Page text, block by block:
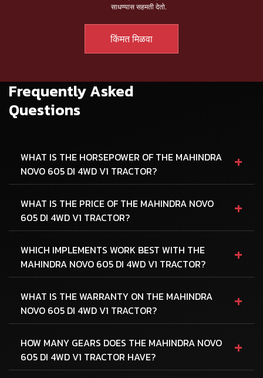
साधण्यास सहमती देतो.
Frequently Asked
Questions
WHAT IS THE HORSEPOWER OF THE MAHINDRA
NOVO 605 DI 4WD V1 TRACTOR?
+
WHAT IS THE PRICE OF THE MAHINDRA NOVO
605 DI 4WD V1 TRACTOR?
+
WHICH IMPLEMENTS WORK BEST WITH THE
MAHINDRA NOVO 605 DI 4WD V1 TRACTOR?
+
WHAT IS THE WARRANTY ON THE MAHINDRA
NOVO 605 DI 4WD V1 TRACTOR?
+
HOW MANY GEARS DOES THE MAHINDRA NOVO
605 DI 4WD V1 TRACTOR HAVE?
+